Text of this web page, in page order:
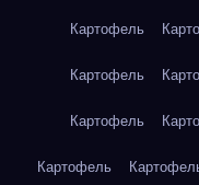
Картофель
Картофель
Картофель
Картофель